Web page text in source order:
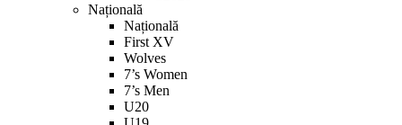
Națională
Națională
First XV
Wolves
7’s Women
7’s Men
U20